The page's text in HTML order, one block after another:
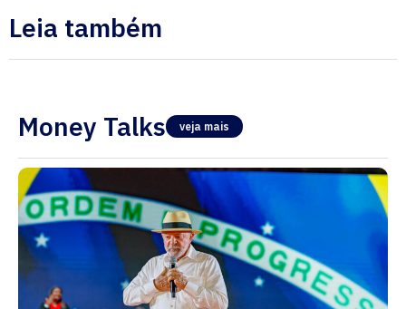
Leia também
Money Talks veja mais